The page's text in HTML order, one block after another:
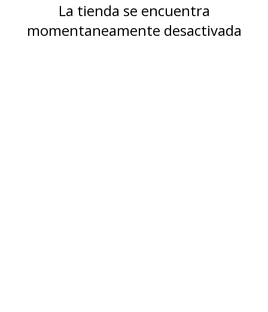
La tienda se encuentra
momentaneamente desactivada